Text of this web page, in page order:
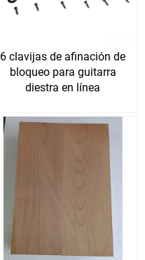
6 clavijas de afinación de
bloqueo para guitarra
diestra en línea